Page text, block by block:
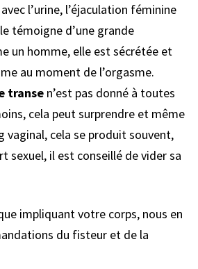
l’urine, l’éjaculation féminine
témoigne d’une grande
un homme, elle est sécrétée et
au moment de l’orgasme.
transe n’est pas donné à toutes
cela peut surprendre et même
vaginal, cela se produit souvent,
sexuel, il est conseillé de vider sa
impliquant votre corps, nous en
du fisteur et de la